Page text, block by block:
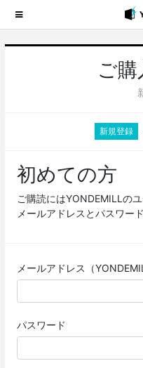
ご購
新規登録
初めての方
ご購読にはYONDEMILLの
メールアドレスとパスワー
メールアドレス（
パスワード